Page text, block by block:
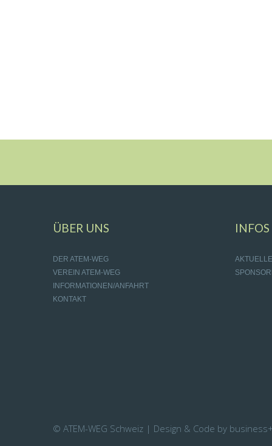
ÜBER UNS
DER ATEM-WEG
VEREIN ATEM-WEG
INFORMATIONEN/ANFAHRT
KONTAKT
INFOS
© ATEM-WEG Schweiz | Design & Code by